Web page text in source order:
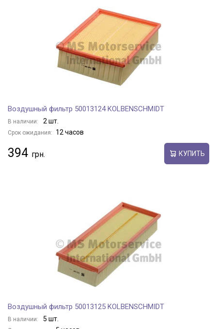
Воздушный фильтр 50013124 KOLBENSCHMIDT
В наличии: 2 шт.
Срок ожидания: 12 часов
394 КУПИТЬ
Воздушный фильтр 50013125 KOLBENSCHMIDT
В наличии: 5 шт.